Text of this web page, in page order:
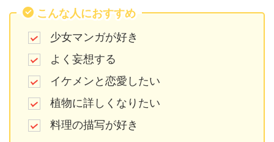
こんな人におすすめ
少女マンガが好き
よく妄想する
イケメンと恋愛したい
植物に詳しくなりたい
料理の描写が好き